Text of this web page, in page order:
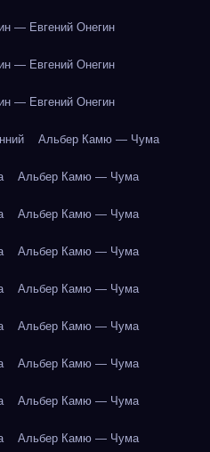
— Евгений Онегин
— Евгений Онегин
— Евгений Онегин
Альбер Камю — Чума
Альбер Камю — Чума
Альбер Камю — Чума
Альбер Камю — Чума
Альбер Камю — Чума
Альбер Камю — Чума
Альбер Камю — Чума
Альбер Камю — Чума
Альбер Камю — Чума